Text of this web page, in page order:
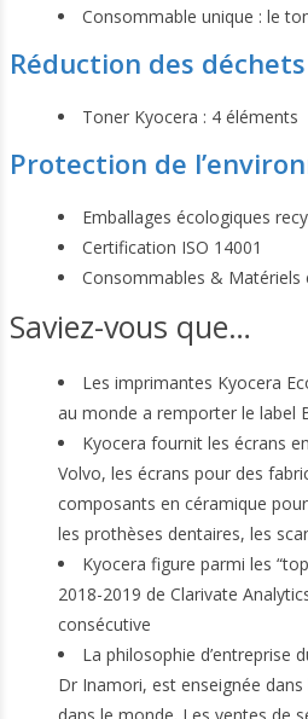
Consommable unique : le
Réduction des déchets
Toner Kyocera : 4 éléments
Protection de
Emballages écologiques
Certification ISO 14001
Consommables & Matériels
Saviez-vous que…
Les imprimantes Kyocera
au monde a remporter le label
Kyocera fournit les écrans
Volvo, les écrans pour des
composants en céramique
les prothèses dentaires, les
Kyocera figure parmi les
2018-2019 de Clarivate
consécutive
La philosophie d’entreprise
Dr Inamori, est enseignée